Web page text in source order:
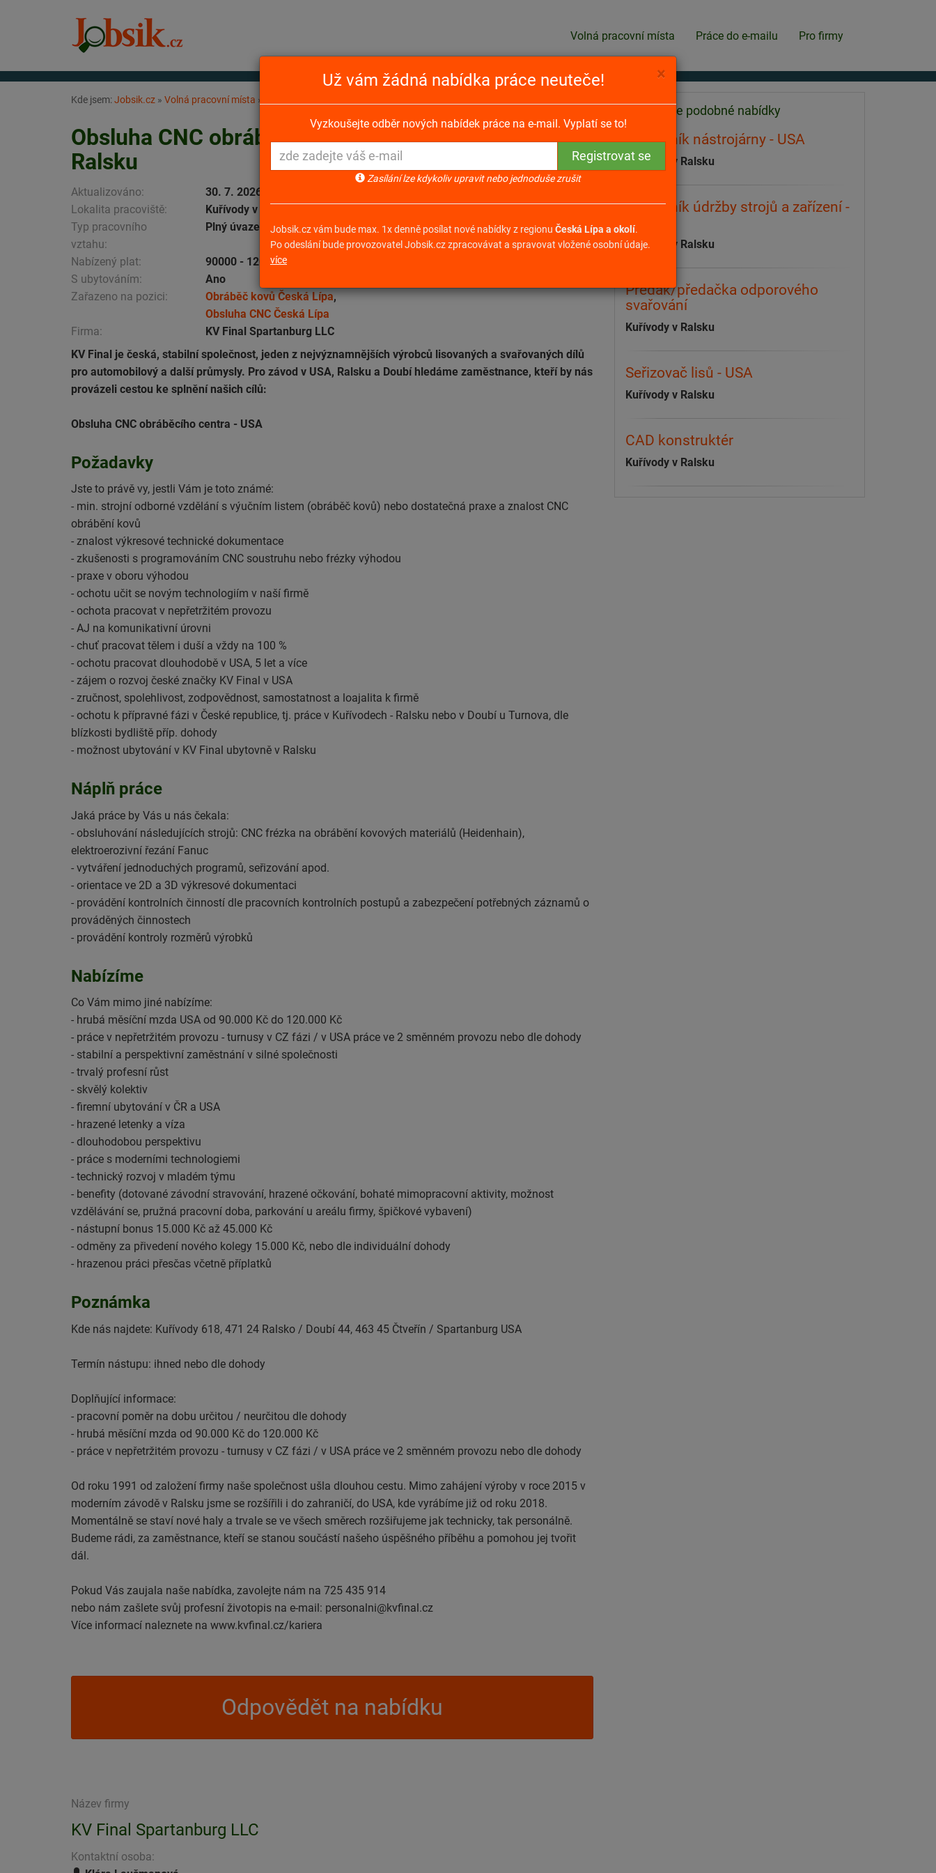
Volná pracovní místa Práce do e-mailu Pro firmy
Kde jsem:Jobsik.cz » Volná pracovní místa »
Obsluha CNC obráběcího centra - USA Kuřívody v
Ralsku
Aktualizováno:
30. 7. 2026
Lokalita pracoviště:
Kuřívody v Ralsku
Typ pracovního
vztahu:
Plný úvazek
Nabízený plat:
90000 - 120000 Kč za měsíc
S ubytováním:
Ano
Zařazeno na pozici:
Obráběč kovů Česká Lípa,
Obsluha CNC Česká Lípa
Firma:
KV Final Spartanburg LLC
KV Final je česká, stabilní společnost, jeden z nejvýznamnějších výrobců lisovaných a svařovaných dílů
pro automobilový a další průmysly. Pro závod v USA, Ralsku a Doubí hledáme zaměstnance, kteří by nás
provázeli cestou ke splnění našich cílů:
Obsluha CNC obráběcího centra - USA
Požadavky
Jste to právě vy, jestli Vám je toto známé:
- min. strojní odborné vzdělání s výučním listem (obráběč kovů) nebo dostatečná praxe a znalost CNC
obrábění kovů
- znalost výkresové technické dokumentace
- zkušenosti s programováním CNC soustruhu nebo frézky výhodou
- praxe v oboru výhodou
- ochotu učit se novým technologiím v naší firmě
- ochota pracovat v nepřetržitém provozu
- AJ na komunikativní úrovni
- chuť pracovat tělem i duší a vždy na 100 %
- ochotu pracovat dlouhodobě v USA, 5 let a více
- zájem o rozvoj české značky KV Final v USA
- zručnost, spolehlivost, zodpovědnost, samostatnost a loajalita k firmě
- ochotu k přípravné fázi v České republice, tj. práce v Kuřívodech - Ralsku nebo v Doubí u Turnova, dle
blízkosti bydliště příp. dohody
- možnost ubytování v KV Final ubytovně v Ralsku
Náplň práce
Jaká práce by Vás u nás čekala:
- obsluhování následujících strojů: CNC frézka na obrábění kovových materiálů (Heidenhain),
elektroerozivní řezání Fanuc
- vytváření jednoduchých programů, seřizování apod.
- orientace ve 2D a 3D výkresové dokumentaci
- provádění kontrolních činností dle pracovních kontrolních postupů a zabezpečení potřebných záznamů o
prováděných činnostech
- provádění kontroly rozměrů výrobků
Nabízíme
Co Vám mimo jiné nabízíme:
- hrubá měsíční mzda USA od 90.000 Kč do 120.000 Kč
- práce v nepřetržitém provozu - turnusy v CZ fázi / v USA práce ve 2 směnném provozu nebo dle dohody
- stabilní a perspektivní zaměstnání v silné společnosti
- trvalý profesní růst
- skvělý kolektiv
- firemní ubytování v ČR a USA
- hrazené letenky a víza
- dlouhodobou perspektivu
- práce s moderními technologiemi
- technický rozvoj v mladém týmu
- benefity (dotované závodní stravování, hrazené očkování, bohaté mimopracovní aktivity, možnost
vzdělávání se, pružná pracovní doba, parkování u areálu firmy, špičkové vybavení)
- nástupní bonus 15.000 Kč až 45.000 Kč
- odměny za přivedení nového kolegy 15.000 Kč, nebo dle individuální dohody
- hrazenou práci přesčas včetně příplatků
Poznámka
Kde nás najdete: Kuřívody 618, 471 24 Ralsko / Doubí 44, 463 45 Čtveřín / Spartanburg USA
Termín nástupu: ihned nebo dle dohody
Doplňující informace:
- pracovní poměr na dobu určitou / neurčitou dle dohody
- hrubá měsíční mzda od 90.000 Kč do 120.000 Kč
- práce v nepřetržitém provozu - turnusy v CZ fázi / v USA práce ve 2 směnném provozu nebo dle dohody
Od roku 1991 od založení firmy naše společnost ušla dlouhou cestu. Mimo zahájení výroby v roce 2015 v
moderním závodě v Ralsku jsme se rozšířili i do zahraničí, do USA, kde vyrábíme již od roku 2018.
Momentálně se staví nové haly a trvale se ve všech směrech rozšiřujeme jak technicky, tak personálně.
Budeme rádi, za zaměstnance, kteří se stanou součástí našeho úspěšného příběhu a pomohou jej tvořit
dál.
Pokud Vás zaujala naše nabídka, zavolejte nám na 725 435 914
nebo nám zašlete svůj profesní životopis na e-mail: personalni@kvfinal.cz
Více informací naleznete na www.kvfinal.cz/kariera
Odpovědět na nabídku
Název firmy
KV Final Spartanburg LLC
Kontaktní osoba:
×
Už vám žádná nabídka práce neuteče!
Vyzkoušejte odběr nových nabídek práce na e-mail. Vyplatí se to!
Zasílání lze kdykoliv upravit nebo jednoduše zrušit
Jobsik.cz vám bude max. 1x denně posílat nové nabídky z regionu Česká Lípa a okolí.
Po odeslání bude provozovatel Jobsik.cz zpracovávat a spravovat vložené osobní údaje.
více
Našli jsme podobné nabídky
Pracovník nástrojárny - USA
Kuřívody v Ralsku
Pracovník údržby strojů a zařízení -
USA
Kuřívody v Ralsku
Předák/předačka odporového
svařování
Kuřívody v Ralsku
Seřizovač lisů - USA
Kuřívody v Ralsku
CAD konstruktér
Kuřívody v Ralsku